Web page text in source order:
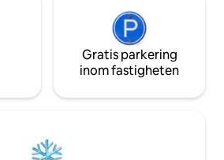
Gratis parkering
inom fastigheten